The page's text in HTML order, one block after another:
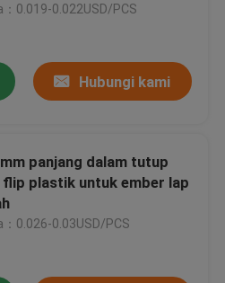
：0.019-0.022USD/PCS
Hubungi kami
panjang dalam tutup
plastik untuk ember lap
：0.026-0.03USD/PCS